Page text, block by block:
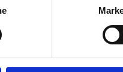
→
ID EEN: